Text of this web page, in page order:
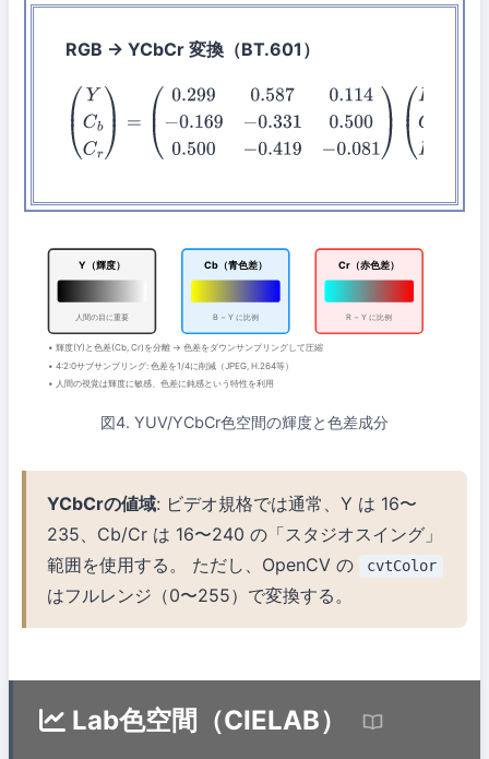
RGB → YCbCr 変換（BT.601）
( Cr)=
0.2990.587 0.114−0.169−0.3310.5000.500 − 0.419
(RGB 0128128
Y（輝度）
人間の目に重要
Cb（青色差）
B − Y に比例
Cr（赤色差）
R − Y に比例
• 輝度(Y)と色差(Cb, Cr)を分離 → 色差をダウンサンプリングして圧縮
• 4:2:0サブサンプリング: 色差を1/4に削減（JPEG, H.264等）
• 人間の視覚は輝度に敏感、色差に鈍感という特性を利用
図4. YUV/YCbCr色空間の輝度と色差成分
YCbCrの値域: ビデオ規格では通常、Y は 16〜
235、Cb/Cr は 16〜240 の「スタジオスイング」
範囲を使用する。 ただし、OpenCV の
cvtColor
はフルレンジ（0〜255）で変換する。
Lab色空間（CIELAB）